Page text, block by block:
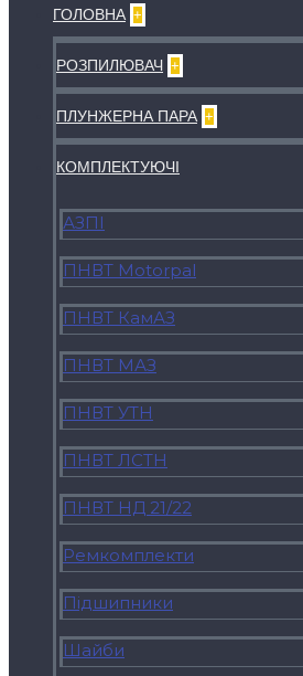
ГОЛОВНА +
РОЗПИЛЮВАЧ +
ПЛУНЖЕРНА ПАРА +
КОМПЛЕКТУЮЧI
АЗПІ
ПНВТ Motorpal
ПНВТ КамАЗ
ПНВТ МАЗ
ПНВТ УТН
ПНВТ ЛСТН
ПНВТ НД 21/22
Ремкомплекти
Підшипники
Шайби